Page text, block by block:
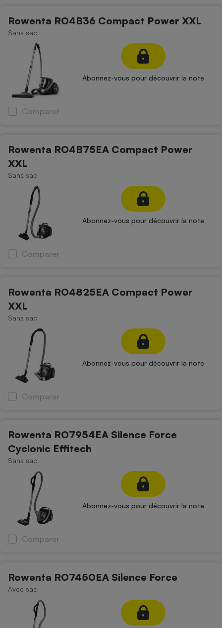
Rowenta RO4B36 Compact Power XXL
Sans sac
Abonnez-vous pour découvrir la note
Comparer
Rowenta RO4B75EA Compact Power
XXL
Sans sac
Abonnez-vous pour découvrir la note
Comparer
Rowenta RO4825EA Compact Power
XXL
Sans sac
Abonnez-vous pour découvrir la note
Comparer
Rowenta RO7954EA Silence Force
Cyclonic Effitech
Sans sac
Abonnez-vous pour découvrir la note
Comparer
Rowenta RO7450EA Silence Force
Avec sac